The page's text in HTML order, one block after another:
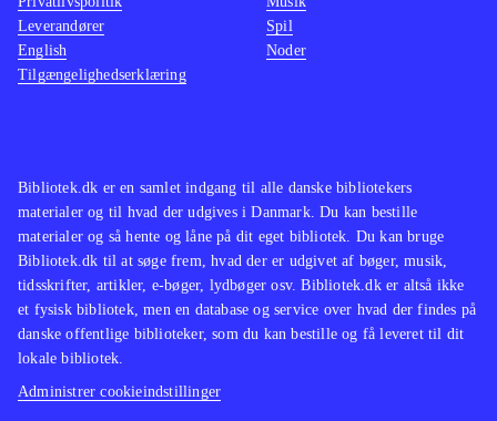
Bibliotek.dk er en samlet indgang til alle danske bibliotekers
materialer og til hvad der udgives i Danmark. Du kan bestille
materialer og så hente og låne på dit eget bibliotek. Du kan bruge
Bibliotek.dk til at søge frem, hvad der er udgivet af bøger, musik,
tidsskrifter, artikler, e-bøger, lydbøger osv. Bibliotek.dk er altså ikke
et fysisk bibliotek, men en database og service over hvad der findes på
danske offentlige biblioteker, som du kan bestille og få leveret til dit
lokale bibliotek.
Administrer cookieindstillinger
Leverandører
English
Tilgængelighedserklæring
Spil
Noder